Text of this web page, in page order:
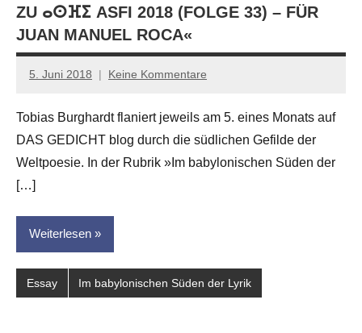
ZU ⴰⵙⴼⵉ ASFI 2018 (FOLGE 33) – FÜR
JUAN MANUEL ROCA«
5. Juni 2018
Anton
Leitner
Keine Kommentare
Tobias Burghardt flaniert jeweils am 5. eines Monats auf
DAS GEDICHT blog durch die südlichen Gefilde der
Weltpoesie. In der Rubrik »Im babylonischen Süden der
[…]
Weiterlesen
Essay Im babylonischen Süden der Lyrik